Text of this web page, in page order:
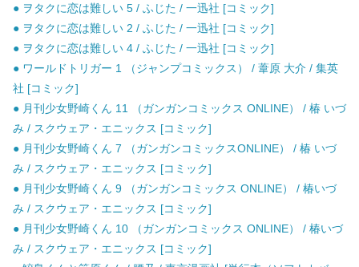
● ヲタクに恋は難しい 5 / ふじた / 一迅社 [コミック]
● ヲタクに恋は難しい 2 / ふじた / 一迅社 [コミック]
● ヲタクに恋は難しい 4 / ふじた / 一迅社 [コミック]
● ワールドトリガー 1 （ジャンプコミックス） / 葦原 大介 / 集英
社 [コミック]
● 月刊少女野崎くん 11 （ガンガンコミックス ONLINE） / 椿 いづ
み / スクウェア・エニックス [コミック]
● 月刊少女野崎くん 7 （ガンガンコミックスONLINE） / 椿 いづ
み / スクウェア・エニックス [コミック]
● 月刊少女野崎くん 9 （ガンガンコミックス ONLINE） / 椿いづ
み / スクウェア・エニックス [コミック]
● 月刊少女野崎くん 10 （ガンガンコミックス ONLINE） / 椿いづ
み / スクウェア・エニックス [コミック]